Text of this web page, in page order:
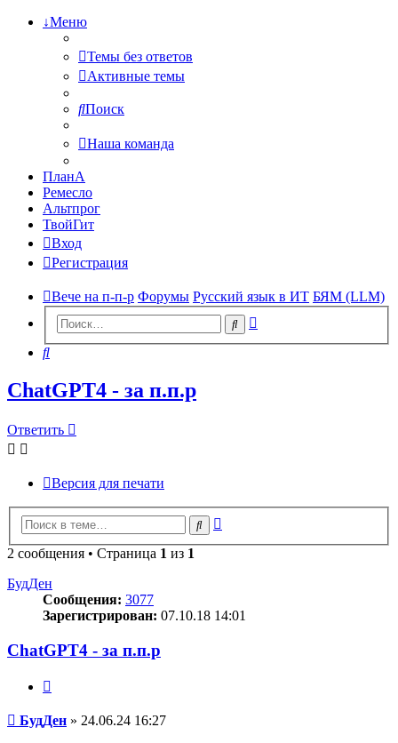
↓Меню
Темы без ответов
Активные темы
Поиск
Наша команда
ПланА
Ремесло
Альтпрог
ТвойГит
Вход
Регистрация
Вече на п-п-р Форумы Русский язык в ИТ БЯМ (LLM)
Поиск
Поиск
ChatGPT4 - за п.п.р
Ответить
Версия для печати
Поиск
2 сообщения • Страница 1 из 1
БудДен
Сообщения: 3077
Зарегистрирован: 07.10.18 14:01
ChatGPT4 - за п.п.р
Сообщение
БудДен » 24.06.24 16:27